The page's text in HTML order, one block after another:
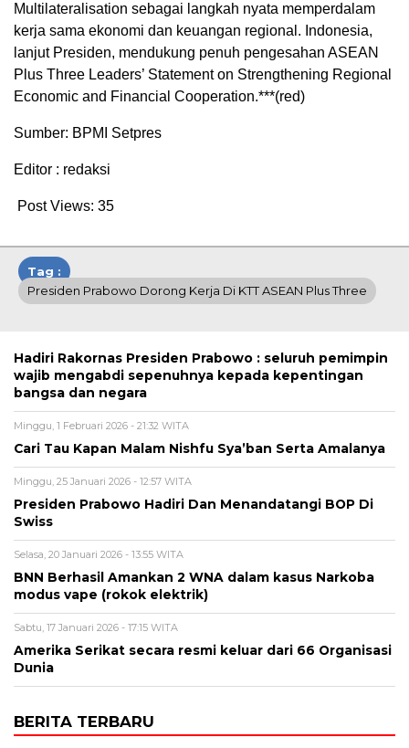
Multilateralisation sebagai langkah nyata memperdalam
kerja sama ekonomi dan keuangan regional. Indonesia,
lanjut Presiden, mendukung penuh pengesahan ASEAN
Plus Three Leaders’ Statement on Strengthening Regional
Economic and Financial Cooperation.***(red)
Sumber: BPMI Setpres
Editor : redaksi
Post Views: 35
Tag :
Presiden Prabowo Dorong Kerja Di KTT ASEAN Plus Three
Hadiri Rakornas Presiden Prabowo : seluruh pemimpin
wajib mengabdi sepenuhnya kepada kepentingan
bangsa dan negara
Minggu, 1 Februari 2026 - 21:32 WITA
Cari Tau Kapan Malam Nishfu Sya’ban Serta Amalanya
Minggu, 25 Januari 2026 - 12:57 WITA
Presiden Prabowo Hadiri Dan Menandatangi BOP Di
Swiss
Selasa, 20 Januari 2026 - 13:55 WITA
BNN Berhasil Amankan 2 WNA dalam kasus Narkoba
modus vape (rokok elektrik)
Sabtu, 17 Januari 2026 - 17:15 WITA
Amerika Serikat secara resmi keluar dari 66 Organisasi
Dunia
BERITA TERBARU